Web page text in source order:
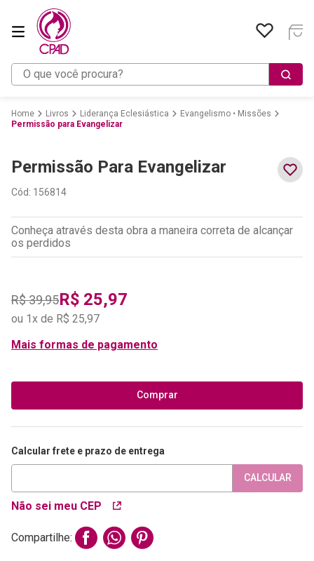
O que você procura?
Livros Liderança Eclesiástica
Evangelismo • Missões
Permissão para Evangelizar
Permissão Para Evangelizar
Cód: 156814
Conheça através desta obra a maneira correta de alcançar
os perdidos
R$39,95R$ 25,97
ou 1 x de R$ 25,97
Mais formas de pagamento
Comprar
Calcular frete e prazo de entrega
Não sei meu CEP
CALCULAR
Compartilhe: